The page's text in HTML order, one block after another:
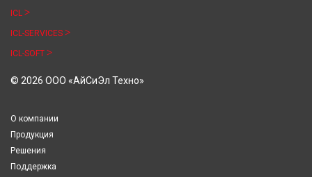
ICL
ICL-SERVICES
ICL-SOFT
© 2026 ООО «АйСиЭл Техно»
О компании
Продукция
Решения
Поддержка